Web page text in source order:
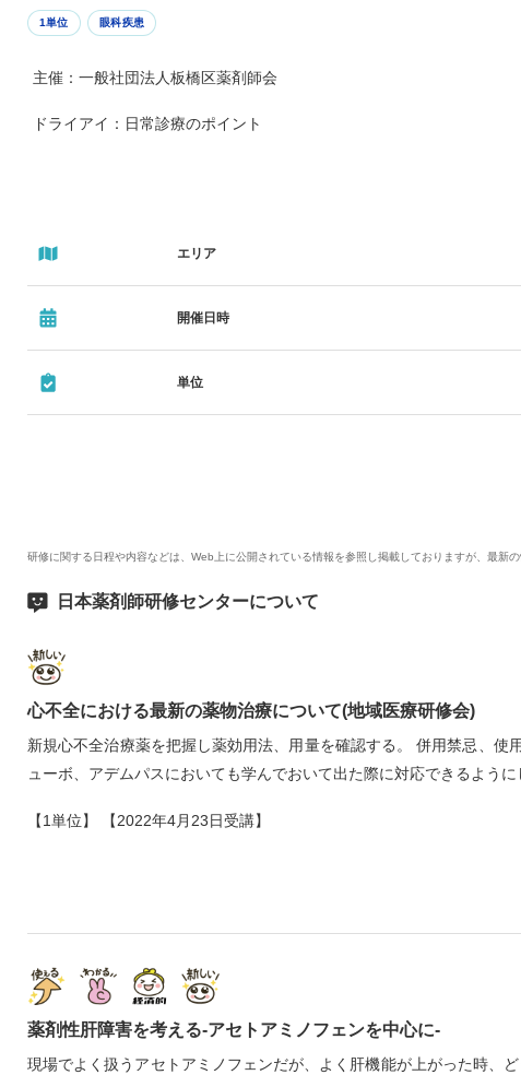
1単位 眼科疾患
主催：一般社団法人板橋区薬剤師会
ドライアイ：日常診療のポイント
エリア
開催日時
単位
研修に関する日程や内容などは、Web上に公開されている情報を参照し掲載しておりますが、最新
日本薬剤師研修センターについて
心不全における最新の薬物治療について(地域医療研修会)
新規心不全治療薬を把握し薬効用法、用量を確認する。 併用禁忌、
ューボ、アデムパスにおいても学んでおいて出た際に対応できるように
【1単位】 【2022年4月23日受講】
薬剤性肝障害を考える‐アセトアミノフェンを中心に‐
現場でよく扱うアセトアミノフェンだが、よく肝機能が上がった時、